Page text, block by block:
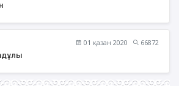
01 қазан 2020
66872